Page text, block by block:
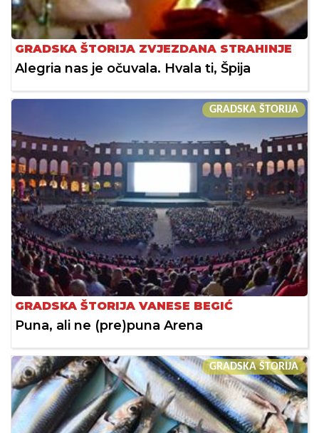
GRADSKA ŠTORIJA ZVJEZDANA STRAHINJE
Alegria nas je očuvala. Hvala ti, Špija
GRADSKA ŠTORIJA
GRADSKA ŠTORIJA VANESE BEGIĆ
Puna, ali ne (pre)puna Arena
GRADSKA ŠTORIJA